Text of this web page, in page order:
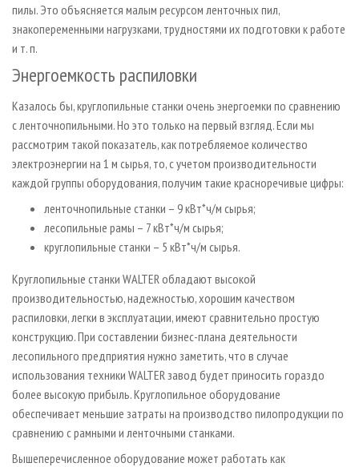
пилы. Это объясняется малым ресурсом ленточных пил,
знакопеременными нагрузками, трудностями их подготовки к работе
и т. п.
Энергоемкость распиловки
Казалось бы, круглопильные станки очень энергоемки по сравнению
с ленточнопильными. Но это только на первый взгляд. Если мы
рассмотрим такой показатель, как потребляемое количество
электроэнергии на 1 м сырья, то, с учетом производительности
каждой группы оборудования, получим такие красноречивые цифры:
ленточнопильные станки – 9 кВт*ч/м сырья;
лесопильные рамы – 7 кВт*ч/м сырья;
круглопильные стан­ки – 5 кВт*ч/м сырья.
Круглопильные станки WALTER обладают высокой
производительностью, надежностью, хорошим качеством
распиловки, легки в эксплуатации, имеют сравнительно простую
конструкцию. При составлении бизнес-плана деятельности
лесопильного предприятия нужно заметить, что в случае
использования техники WALTER завод будет приносить гораздо
более высокую прибыль. Кругло­пильное оборудование
обеспечивает меньшие затраты на производство пилопродукции по
сравнению с рамными и ленточными станками.
Вышеперечисленное оборудование может работать как